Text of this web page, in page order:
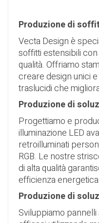
Produzione di
Vecta Design è
soffitti estensibili
qualità. Offriamo
creare design unici
traslucidi che
Produzione di
Progettiamo e
illuminazione LED
retroilluminati
RGB. Le nostre
di alta qualità
efficienza energetica.
Produzione di
Sviluppiamo